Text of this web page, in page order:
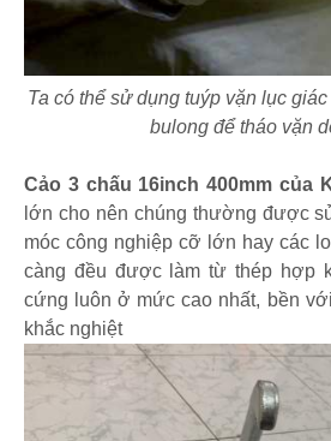
Ta có thể sử dụng tuýp vặn lục
bulong để tháo vặn
Cảo 3 chấu 16inch 400mm của
lớn cho nên chúng thường được
móc công nghiệp cỡ lớn hay các
càng đều được làm từ thép hợp
cứng luôn ở mức cao nhất, bền
khắc nghiệt